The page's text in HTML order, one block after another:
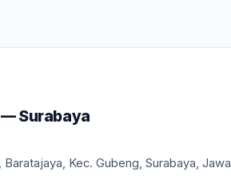
Surabaya
Kec. Gubeng, Surabaya,